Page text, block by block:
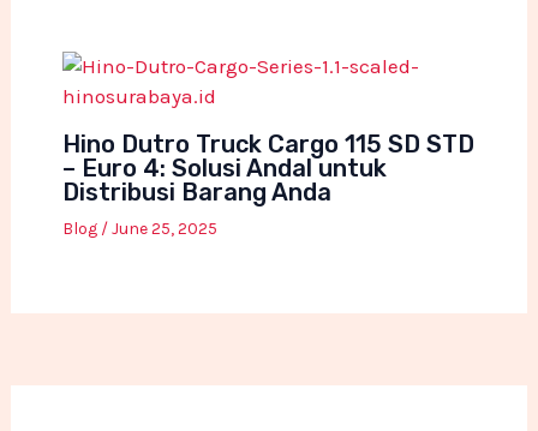
Hino Dutro Truck Cargo 115 SD STD
– Euro 4: Solusi Andal untuk
Distribusi Barang Anda
Blog/June 25, 2025